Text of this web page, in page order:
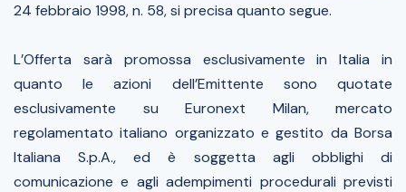
24 febbraio 1998, n. 58, si precisa quanto segue.
L’Offerta sarà promossa esclusivamente in Italia in
quanto le azioni dell’Emittente sono quotate
esclusivamente su Euronext Milan, mercato
regolamentato italiano organizzato e gestito da Borsa
Italiana S.p.A., ed è soggetta agli obblighi di
comunicazione e agli adempimenti procedurali previsti